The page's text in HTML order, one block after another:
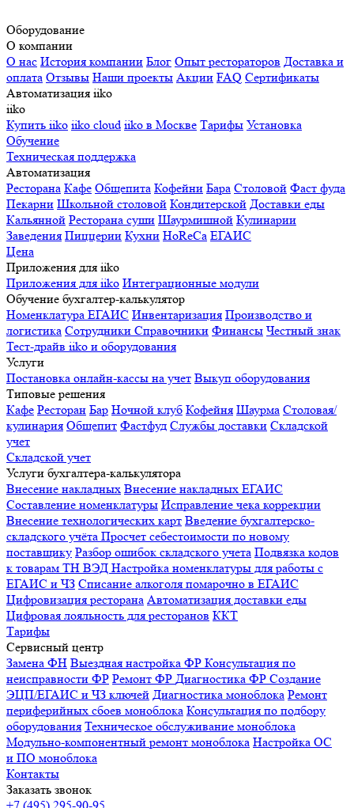
Оборудование
О компании
О нас История компании Блог Опыт рестораторов Доставка и
оплата Отзывы Наши проекты Акции FAQ Сертификаты
Автоматизация iiko
iiko
Купить iiko iiko cloud iiko в Москве Тарифы Установка
Обучение
Техническая поддержка
Автоматизация
Ресторана Кафе Общепита Кофейни Бара Столовой Фаст фуда
Пекарни Школьной столовой Кондитерской Доставки еды
Кальянной Ресторана суши Шаурмишной Кулинарии
Заведения Пиццерии Кухни HoReCa ЕГАИС
Цена
Приложения для iiko
Приложения для iiko Интеграционные модули
Обучение бухгалтер-калькулятор
Номенклатура ЕГАИС Инвентаризация Производство и
логистика Сотрудники Справочники Финансы Честный знак
Тест-драйв iiko и оборудования
Услуги
Постановка онлайн-кассы на учет Выкуп оборудования
Типовые решения
Кафе Ресторан Бар Ночной клуб Кофейня Шаурма Столовая/
кулинария Общепит Фастфуд Службы доставки Складской
учет
Складской учет
Услуги бухгалтера-калькулятора
Внесение накладных Внесение накладных ЕГАИС
Составление номенклатуры Исправление чека коррекции
Внесение технологических карт Введение бухгалтерско-
складского учёта Просчет себестоимости по новому
поставщику Разбор ошибок складского учета Подвязка кодов
к товарам ТН ВЭД Настройка номенклатуры для работы с
ЕГАИС и ЧЗ Списание алкоголя помарочно в ЕГАИС
Цифровизация ресторана Автоматизация доставки еды
Цифровая лояльность для ресторанов ККТ
Тарифы
Сервисный центр
Замена ФН Выездная настройка ФР Консультация по
неисправности ФР Ремонт ФР Диагностика ФР Создание
ЭЦП/ЕГАИС и ЧЗ ключей Диагностика моноблока Ремонт
периферийных сбоев моноблока Консультация по подбору
оборудования Техническое обслуживание моноблока
Модульно-компонентный ремонт моноблока Настройка ОС
и ПО моноблока
Контакты
Заказать звонок